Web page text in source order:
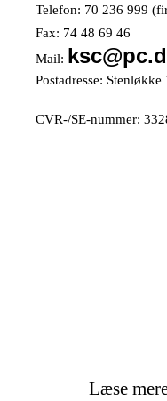
Telefon: 70 236 999
Fax: 74 48 69 46
Mail:
Postadresse:
CVR-/SE-nummer:
Læse